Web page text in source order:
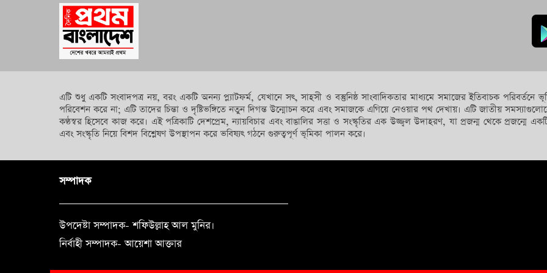
এটি শুধু একটি সংবাদপত্র নয়, বরং একটি অনন্য প্ল্যাটফর্ম, যেখানে সৎ, সাহসী ও বস্তুনিষ্ঠ সাংবাদিকতার মাধ্যমে সমাজের ইতিবাচক
পরিবেশন করে না; এটি তাদের চিন্তা ও দৃষ্টিভঙ্গিতে নতুন দিগন্ত উন্মোচন করে এবং সমাজকে এগিয়ে নেওয়ার পথ দেখায়। এটি জাতীয়
কণ্ঠস্বর হিসেবে কাজ করে। এই পত্রিকাটি দেশপ্রেম, ন্যায়বিচার এবং বাঙালির সত্তা ও সংস্কৃতির এক উজ্জ্বল উদাহরণ, যা প্রজন্ম থেকে প্রজন্মে
এবং সংস্কৃতি নিয়ে বিশদ বিশ্লেষণ উপস্থাপন করে ভবিষ্যৎ গঠনে গুরুত্বপূর্ণ ভূমিকা পালন করে।
সম্পাদক
উপদেষ্টা সম্পাদক- শফিউল্লাহ আল মুনির।
নির্বাহী সম্পাদক- আয়েশা আক্তার